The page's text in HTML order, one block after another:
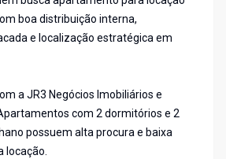
boa distribuição interna,
e localização estratégica em
a JR3 Negócios Imobiliários e
com 2 dormitórios e 2
possuem alta procura e baixa
locação.